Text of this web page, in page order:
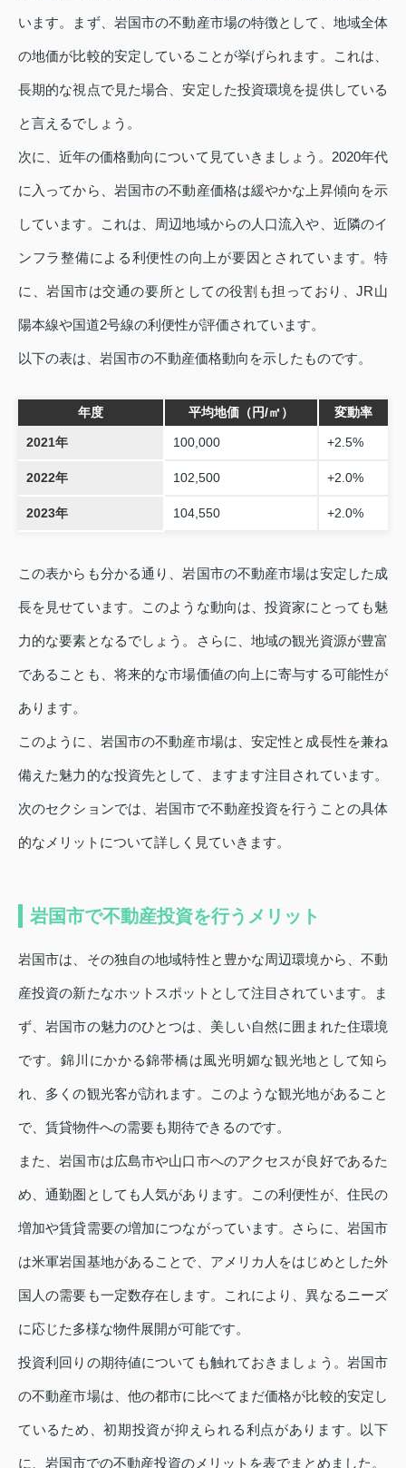
います。まず、岩国市の不動産市場の特徴として、地域全体
の地価が比較的安定していることが挙げられます。これは、
長期的な視点で見た場合、安定した投資環境を提供している
と言えるでしょう。
次に、近年の価格動向について見ていきましょう。2020年代
に入ってから、岩国市の不動産価格は緩やかな上昇傾向を示
しています。これは、周辺地域からの人口流入や、近隣のイ
ンフラ整備による利便性の向上が要因とされています。特
に、岩国市は交通の要所としての役割も担っており、JR山
陽本線や国道2号線の利便性が評価されています。
以下の表は、岩国市の不動産価格動向を示したものです。
年度 平均地価（円/㎡） 変動率
2021年 100,000 +2.5%
2022年 102,500 +2.0%
2023年 104,550 +2.0%
この表からも分かる通り、岩国市の不動産市場は安定した成
長を見せています。このような動向は、投資家にとっても魅
力的な要素となるでしょう。さらに、地域の観光資源が豊富
であることも、将来的な市場価値の向上に寄与する可能性が
あります。
このように、岩国市の不動産市場は、安定性と成長性を兼ね
備えた魅力的な投資先として、ますます注目されています。
次のセクションでは、岩国市で不動産投資を行うことの具体
的なメリットについて詳しく見ていきます。
岩国市で不動産投資を行うメリット
岩国市は、その独自の地域特性と豊かな周辺環境から、不動
産投資の新たなホットスポットとして注目されています。ま
ず、岩国市の魅力のひとつは、美しい自然に囲まれた住環境
です。錦川にかかる錦帯橋は風光明媚な観光地として知ら
れ、多くの観光客が訪れます。このような観光地があること
で、賃貸物件への需要も期待できるのです。
また、岩国市は広島市や山口市へのアクセスが良好であるた
め、通勤圏としても人気があります。この利便性が、住民の
増加や賃貸需要の増加につながっています。さらに、岩国市
は米軍岩国基地があることで、アメリカ人をはじめとした外
国人の需要も一定数存在します。これにより、異なるニーズ
に応じた多様な物件展開が可能です。
投資利回りの期待値についても触れておきましょう。岩国市
の不動産市場は、他の都市に比べてまだ価格が比較的安定し
ているため、初期投資が抑えられる利点があります。以下
に、岩国市での不動産投資のメリットを表でまとめました。